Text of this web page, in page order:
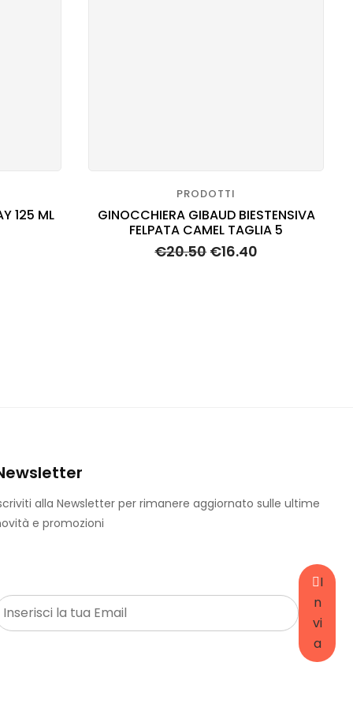
125 ML
PRODOTTI
GINOCCHIERA GIBAUD BIESTENSIVA
FELPATA CAMEL TAGLIA 5
€20.50€16.40
alla Newsletter per rimanere aggiornato sulle ultime
e promozioni
I
n
vi
a